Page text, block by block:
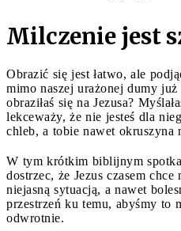
Milczenie jest
Obrazić się jest łatwo, ale
mimo naszej urażonej dumy
obraziłaś się na Jezusa?
lekceważy, że nie jesteś dla
chleb, a tobie nawet okruszyna
W tym krótkim biblijnym
dostrzec, że Jezus czasem
niejasną sytuacją, a nawet
przestrzeń ku temu, abyśmy to
odwrotnie.